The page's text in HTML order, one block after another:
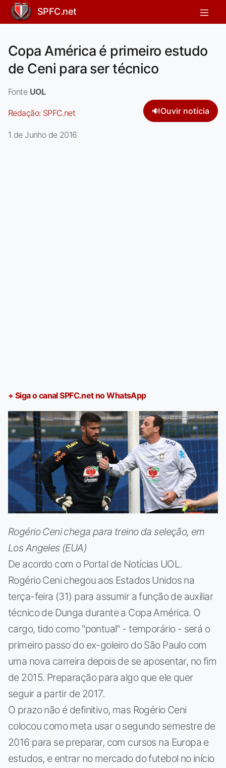
SPFC.net
Copa América é primeiro estudo
de Ceni para ser técnico
Fonte UOL
Redação: SPFC.net 🔊Ouvir notícia
1 de Junho de 2016
+ Siga o canal SPFC.net no WhatsApp
Rogério Ceni chega para treino da seleção, em
Los Angeles (EUA)
De acordo com o Portal de Notícias UOL.
Rogério Ceni chegou aos Estados Unidos na
terça-feira (31) para assumir a função de auxiliar
técnico de Dunga durante a Copa América. O
cargo, tido como "pontual" - temporário - será o
primeiro passo do ex-goleiro do São Paulo com
uma nova carreira depois de se aposentar, no fim
de 2015. Preparação para algo que ele quer
seguir a partir de 2017.
O prazo não é definitivo, mas Rogério Ceni
colocou como meta usar o segundo semestre de
2016 para se preparar, com cursos na Europa e
estudos, e entrar no mercado do futebol no início